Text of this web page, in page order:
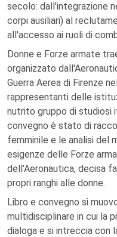
secolo: dall'integrazione
corpi ausiliari) al
all'accesso ai ruoli di
Donne e Forze armate
organizzato
Guerra Aerea di Firenze
rappresentanti delle
nutrito gruppo di studiosi
convegno è stato di
femminile e le analisi del
esigenze delle Forze
dell'Aeronautica, decisa
propri ranghi alle donne.
Libro e convegno si
multidisciplinare in cui la
dialoga e si intreccia con